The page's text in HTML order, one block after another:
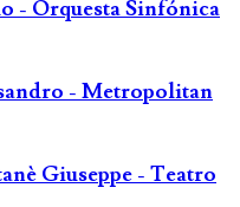
- Orquesta Sinfónica
- Metropolitan
Giuseppe - Teatro